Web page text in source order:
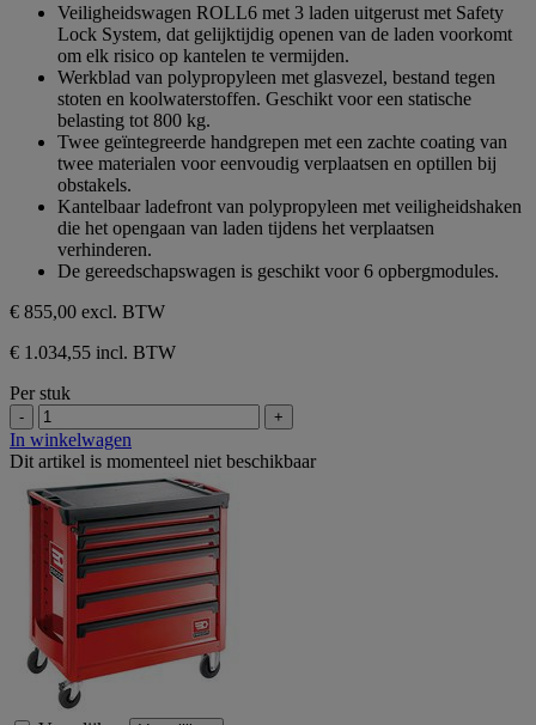
sterren.
Veiligheidswagen ROLL6 met 3 laden uitgerust met Safety
Lock System, dat gelijktijdig openen van de laden voorkomt
om elk risico op kantelen te vermijden.
Werkblad van polypropyleen met glasvezel, bestand tegen
stoten en koolwaterstoffen. Geschikt voor een statische
belasting tot 800 kg.
Twee geïntegreerde handgrepen met een zachte coating van
twee materialen voor eenvoudig verplaatsen en optillen bij
obstakels.
Kantelbaar ladefront van polypropyleen met veiligheidshaken
die het opengaan van laden tijdens het verplaatsen
verhinderen.
De gereedschapswagen is geschikt voor 6 opbergmodules.
€ 855,00 excl. BTW
€ 1.034,55 incl. BTW
Per stuk
- +
In winkelwagen
Dit artikel is momenteel niet beschikbaar